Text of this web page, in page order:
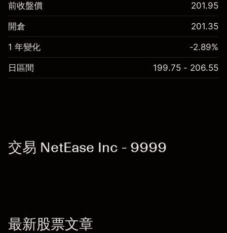
前收盤價 201.95
開倉 201.35
1 年變化 -2.89%
日區間 199.75 - 206.55
交易 NetEase Inc - 9999
最新股票文章